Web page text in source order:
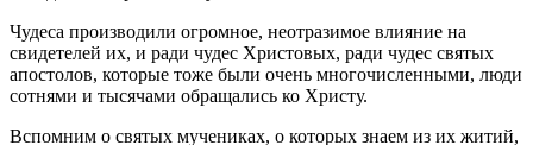
Чудеса производили огромное, неотразимое влияние на
свидетелей их, и ради чудес Христовых, ради чудес святых
апостолов, которые тоже были очень многочисленными, люди
сотнями и тысячами обращались ко Христу.
Вспомним о святых мучениках, о которых знаем из их житий,